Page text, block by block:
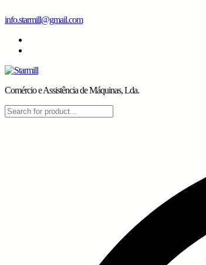
Skip
content
info.starmill@gmail.com
Comércio e Assistência de Máquinas, Lda.